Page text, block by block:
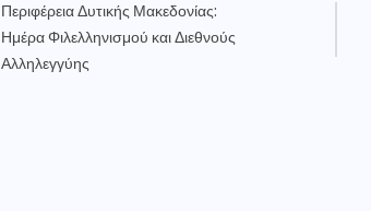
Περιφέρεια Δυτικής Μακεδονίας:
Ημέρα Φιλελληνισμού και Διεθνούς
Αλληλεγγύης